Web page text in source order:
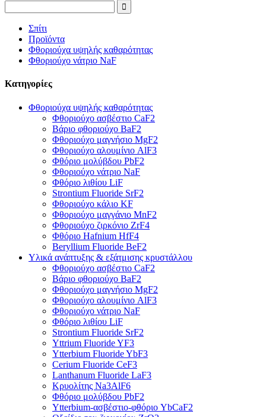
Σπίτι
Προϊόντα
Φθοριούχα υψηλής καθαρότητας
Φθοριούχο νάτριο NaF
Κατηγορίες
Φθοριούχα υψηλής καθαρότητας
Φθοριούχο ασβέστιο CaF2
Βάριο φθοριούχο BaF2
Φθοριούχο μαγνήσιο MgF2
Φθοριούχο αλουμίνιο AlF3
Φθόριο μολύβδου PbF2
Φθοριούχο νάτριο NaF
Φθόριο λιθίου LiF
Strontium Fluoride SrF2
Φθοριούχο κάλιο KF
Φθοριούχο μαγγάνιο MnF2
Φθοριούχο ζιρκόνιο ZrF4
Φθόριο Hafnium HfF4
Beryllium Fluoride BeF2
Υλικά ανάπτυξης & εξάτμισης κρυστάλλου
Φθοριούχο ασβέστιο CaF2
Βάριο φθοριούχο BaF2
Φθοριούχο μαγνήσιο MgF2
Φθοριούχο αλουμίνιο AlF3
Φθοριούχο νάτριο NaF
Φθόριο λιθίου LiF
Strontium Fluoride SrF2
Yttrium Fluoride YF3
Ytterbium Fluoride YbF3
Cerium Fluoride CeF3
Lanthanum Fluoride LaF3
Κρυολίτης Na3AlF6
Φθόριο μολύβδου PbF2
Ytterbium-ασβέστιο-φθόριο YbCaF2